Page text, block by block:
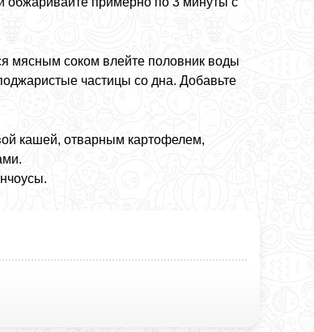
мясным соком влейте половник воды
частицы со дна. Добавьте
кашей, отварным картофелем,